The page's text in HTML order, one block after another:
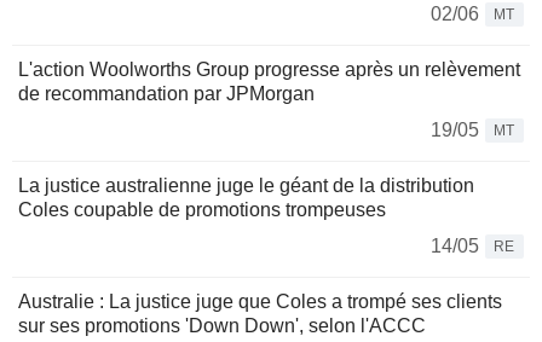
02/06
MT
L'action Woolworths Group progresse après un relèvement
de recommandation par JPMorgan
19/05
MT
La justice australienne juge le géant de la distribution
Coles coupable de promotions trompeuses
14/05
RE
Australie : La justice juge que Coles a trompé ses clients
sur ses promotions 'Down Down', selon l'ACCC